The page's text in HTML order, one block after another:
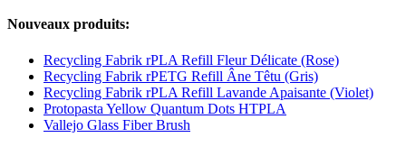
Nouveaux produits:
Recycling Fabrik rPLA Refill Fleur Délicate (Rose)
Recycling Fabrik rPETG Refill Âne Têtu (Gris)
Recycling Fabrik rPLA Refill Lavande Apaisante (Violet)
Protopasta Yellow Quantum Dots HTPLA
Vallejo Glass Fiber Brush